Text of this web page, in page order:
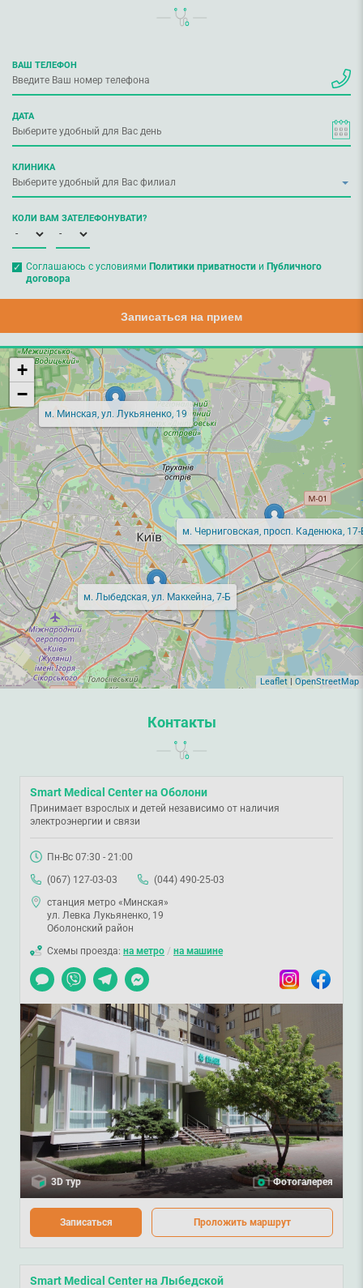
ВАШ ТЕЛЕФОН
ДАТА
КЛИНИКА
КОЛИ ВАМ ЗАТЕЛЕФОНУВАТИ?
Соглашаюсь с условиями Политики приватностии Публичного
договора
Записаться на прием
м. Минская, ул. Лукьяненко, 19
м. Лыбедская, ул. Маккейна, 7-Б
м. Черниговская, просп. Каденюка, 17-
+
−
Leaflet OpenStreetMap
Контакты
Smart Medical Center на Оболони
Принимает взрослых и детей независимо от наличия
электроэнергии и связи
Пн-Вс 07:30 - 21:00
(067) 127-03-03
(044) 490-25-03
станция метро «Минская»
ул. Левка Лукьяненко, 19
Оболонский район
Схемы проезда: на метро / на машине
Чат
Viber TelegramMessenger InstagramFacebook
3D тур Фотогалерея
Записаться Проложить маршрут
Smart Medical Center на Лыбедской